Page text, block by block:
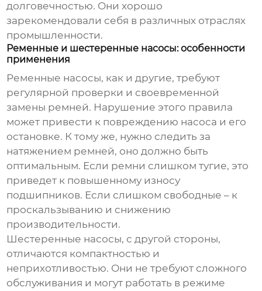
долговечностью. Они хорошо
зарекомендовали себя в различных отраслях
промышленности.
Ременные и шестеренные насосы: особенности
применения
Ременные насосы, как и другие, требуют
регулярной проверки и своевременной
замены ремней. Нарушение этого правила
может привести к повреждению насоса и его
остановке. К тому же, нужно следить за
натяжением ремней, оно должно быть
оптимальным. Если ремни слишком тугие, это
приведет к повышенному износу
подшипников. Если слишком свободные – к
проскальзыванию и снижению
производительности.
Шестеренные насосы, с другой стороны,
отличаются компактностью и
неприхотливостью. Они не требуют сложного
обслуживания и могут работать в режиме